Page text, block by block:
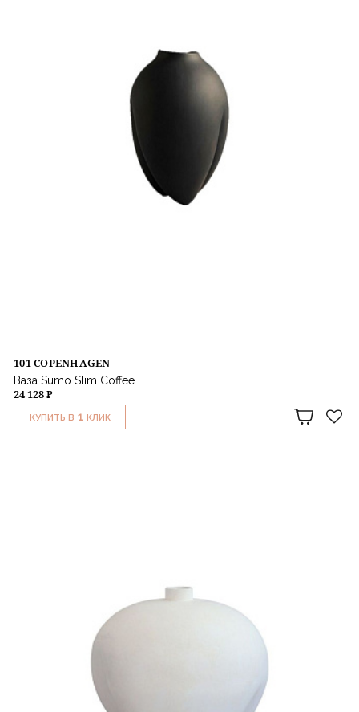
101 COPENHAGEN
Ваза Sumo Slim Coffee
24 128 ₽
КУПИТЬ В 1 КЛИК